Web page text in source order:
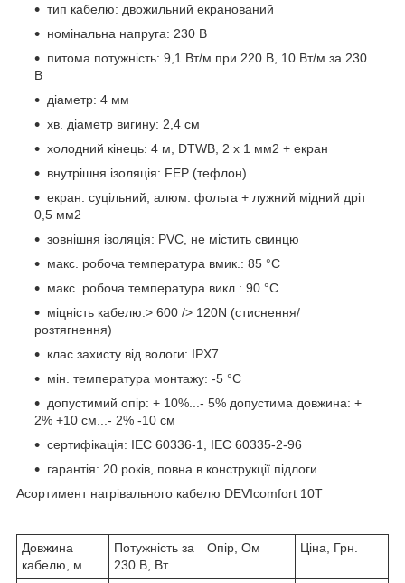
тип кабелю: двожильний екранований
номінальна напруга: 230 В
питома потужність: 9,1 Вт/м при 220 В, 10 Вт/м за 230
В
діаметр: 4 мм
хв. діаметр вигину: 2,4 см
холодний кінець: 4 м, DTWB, 2 х 1 мм2 + екран
внутрішня ізоляція: FEP (тефлон)
екран: суцільний, алюм. фольга + лужний мідний дріт
0,5 мм2
зовнішня ізоляція: PVC, не містить свинцю
макс. робоча температура вмик.: 85 °C
макс. робоча температура викл.: 90 °C
міцність кабелю:> 600 /> 120N (стиснення/
розтягнення)
клас захисту від вологи: IPX7
мін. температура монтажу: -5 °C
допустимий опір: + 10%...- 5% допустима довжина: +
2% +10 см...- 2% -10 см
сертифікація: IEC 60336-1, IEC 60335-2-96
гарантія: 20 років, повна в конструкції підлоги
Асортимент нагрівального кабелю DEVIcomfort 10T
Довжина
кабелю, м
Потужність за
230 В, Вт
Опір, Ом Ціна, Грн.